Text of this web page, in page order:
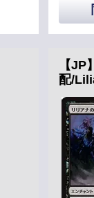
【
配/